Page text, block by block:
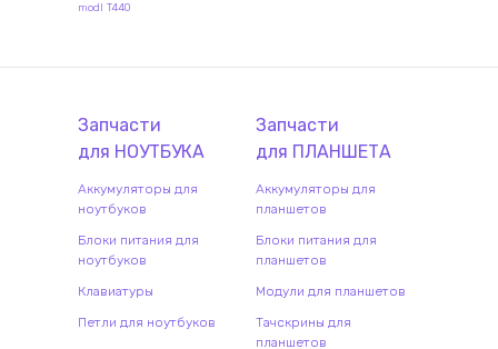
modl T440
Запчасти
для НОУТБУКА
Аккумуляторы для
ноутбуков
Блоки питания для
ноутбуков
Клавиатуры
Петли для ноутбуков
Запчасти
для ПЛАНШЕТА
Аккумуляторы для
планшетов
Блоки питания для
планшетов
Модули для планшетов
Тачскрины для
планшетов